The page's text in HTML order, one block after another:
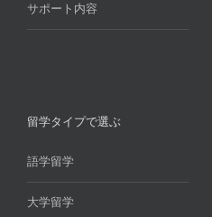
サポート内容
留学タイプで選ぶ
語学留学
大学留学